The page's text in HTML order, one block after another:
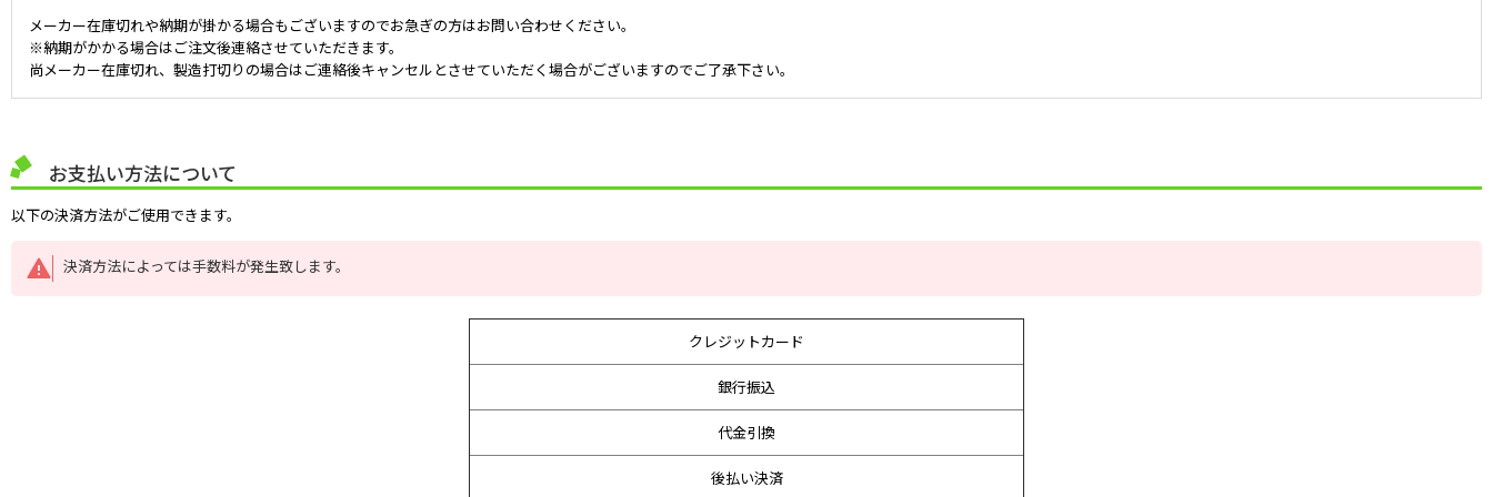
メーカー在庫切れや納期が掛かる場合もございますのでお急ぎの方はお問い合わせください。
※納期がかかる場合はご注文後連絡させていただきます。
尚メーカー在庫切れ、製造打切りの場合はご連絡後キャンセルとさせていただく場合がございますのでご了承下さい。
お支払い方法について
以下の決済方法がご使用できます。
決済方法によっては手数料が発生致します。
クレジットカード
銀行振込
代金引換
後払い決済